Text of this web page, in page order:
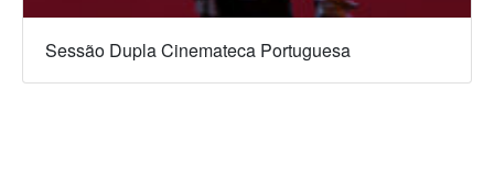
Sessão Dupla Cinemateca Portuguesa